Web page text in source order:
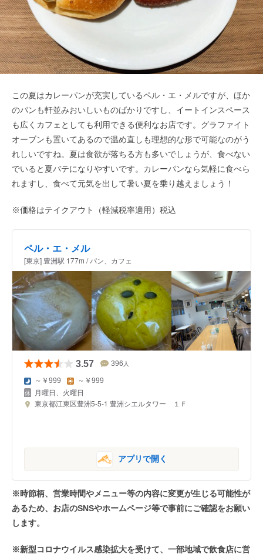
この夏はカレーパンが充実しているペル・エ・メルですが、ほか
のパンも軒並みおいしいものばかりですし、イートインスペース
も広くカフェとしても利用できる便利なお店です。グラファイト
オーブンも置いてあるので温め直しも理想的な形で可能なのがう
れしいですね。夏は食欲が落ちる方も多いでしょうが、食べない
でいると夏バテになりやすいです。カレーパンなら気軽に食べら
れますし、食べて元気を出して暑い夏を乗り越えましょう！
※価格はテイクアウト（軽減税率適用）税込
ペル・エ・メル
[東京] 豊洲駅 177m / パン、カフェ
3.57 396 人
～￥999 ～￥999
月曜日、火曜日
東京都江東区豊洲5-5-1 豊洲シエルタワー １Ｆ
アプリで開く
※時節柄、営業時間やメニュー等の内容に変更が生じる可能性が
あるため、お店のSNSやホームページ等で事前にご確認をお願い
します。
※新型コロナウイルス感染拡大を受けて、一部地域で飲食店に営